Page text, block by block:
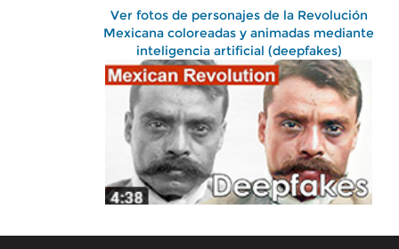
Ver fotos de personajes de la Revolución
Mexicana coloreadas y animadas mediante
inteligencia artificial (deepfakes)